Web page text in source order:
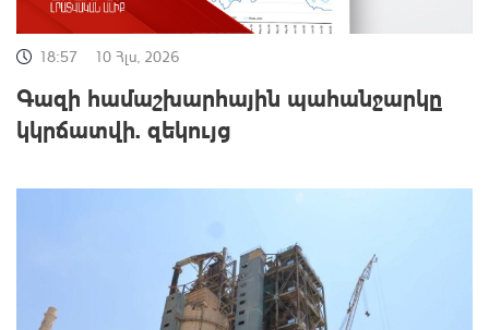
18:57 10 Հլս, 2026
Գազի համաշխարհային պահանջարկը
կկրճատվի. զեկույց